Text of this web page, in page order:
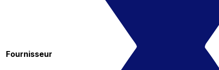
Fournisseur